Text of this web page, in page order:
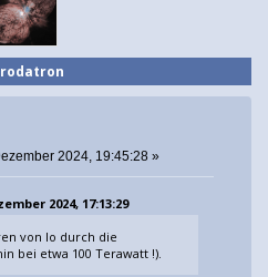
2024, 19:45:28 »
2024, 17:13:29
von Io durch die
bei etwa 100 Terawatt !).